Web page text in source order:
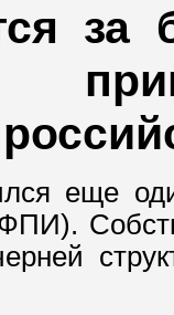
за
еще